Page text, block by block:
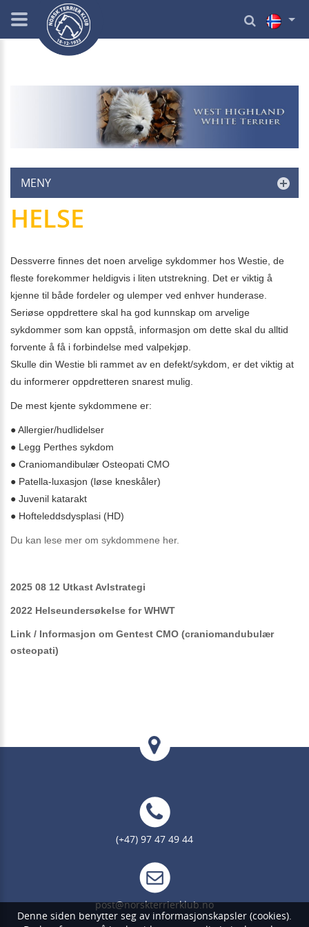
MENY
HELSE
Dessverre finnes det noen arvelige sykdommer hos Westie, de
fleste forekommer heldigvis i liten utstrekning. Det er viktig å
kjenne til både fordeler og ulemper ved enhver hunderase.
Seriøse oppdrettere skal ha god kunnskap om arvelige
sykdommer som kan oppstå, informasjon om dette skal du alltid
forvente å få i forbindelse med valpekjøp.
Skulle din Westie bli rammet av en defekt/sykdom, er det viktig at
du informerer oppdretteren snarest mulig.
De mest kjente sykdommene er:
● Allergier/hudlidelser
● Legg Perthes sykdom
● Craniomandibulær Osteopati CMO
● Patella-luxasjon (løse kneskåler)
● Juvenil katarakt
● Hofteleddsdysplasi (HD)
Du kan lese mer om sykdommene her.
2025 08 12 Utkast Avlstrategi
2022 Helseundersøkelse for WHWT
Link / Informasjon om Gentest CMO (craniomandubulær
osteopati)
(+47) 97 47 49 44
post@norskterrierklub.no
Denne siden benytter seg av informasjonskapsler (cookies).